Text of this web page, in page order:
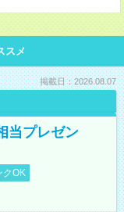
スメ
掲載日：2026.08.07
当プレゼン
クOK